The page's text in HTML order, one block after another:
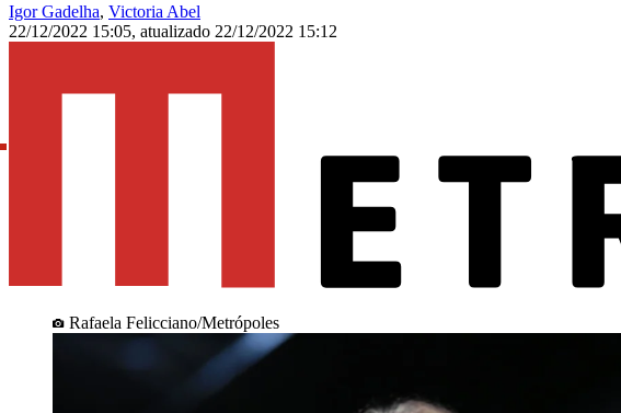
Igor Gadelha, Victoria Abel
22/12/2022 15:05, atualizado 22/12/2022 15:12
Rafaela Felicciano/Metrópoles